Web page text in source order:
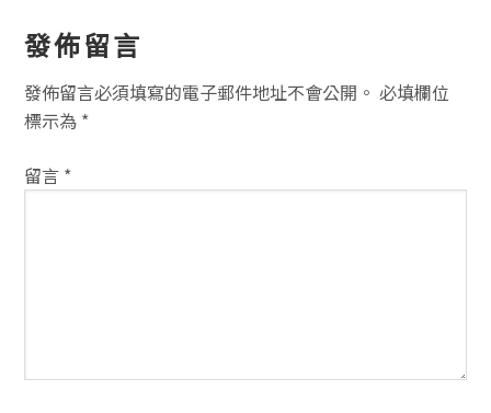
讀
者
互
動
方
發佈留言
發佈留言必須填寫的電子郵件地址不會公開。 必填欄位
標示為 *
留言 *